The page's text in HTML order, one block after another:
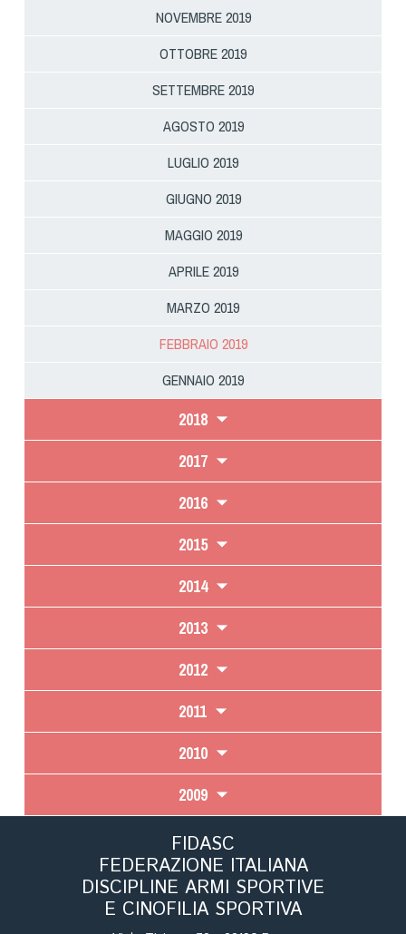
NOVEMBRE 2019
OTTOBRE 2019
SETTEMBRE 2019
AGOSTO 2019
LUGLIO 2019
GIUGNO 2019
MAGGIO 2019
APRILE 2019
MARZO 2019
FEBBRAIO 2019
GENNAIO 2019
2018
2017
2016
2015
2014
2013
2012
2011
2010
2009
FIDASC
FEDERAZIONE ITALIANA
DISCIPLINE ARMI SPORTIVE
E CINOFILIA SPORTIVA